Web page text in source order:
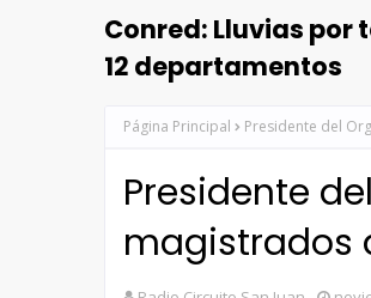
Conred: Lluvias
12 departamentos
Página Principal Presidente del
Presidente
magistrados